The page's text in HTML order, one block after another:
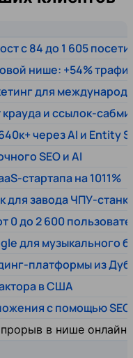
с 84 до 1 605
нише: +54%
для
крауда и ссылок-
через AI и Entity
SEO и AI
стартапа на 1011%
для завода ЧПУ-
0 до 2 600
для музыкального
платформы из
в США
с помощью SEO
в нише